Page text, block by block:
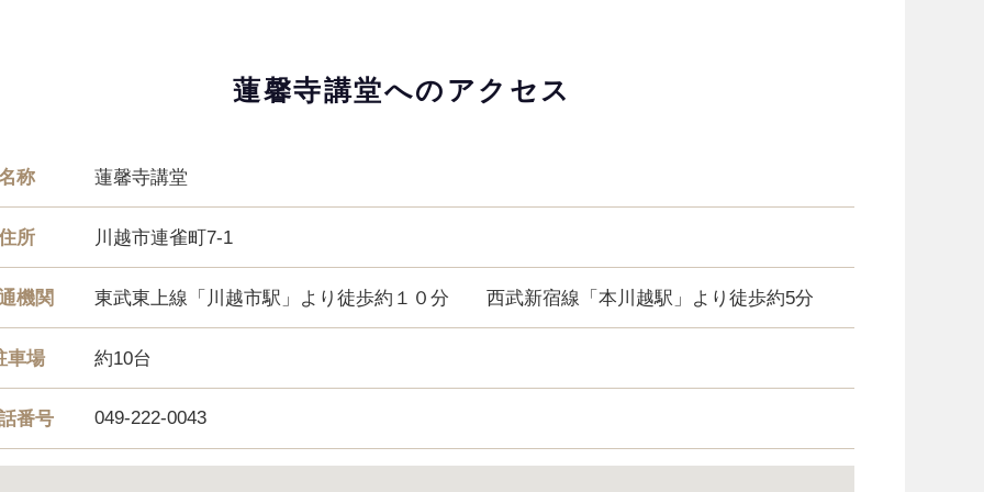
蓮馨寺講堂へのアクセス
称 蓮馨寺講堂
所 川越市連雀町7-1
機関 東武東上線「川越市駅」より徒歩約１０分 西武新宿線「本川越駅」より徒歩約5分
車場 約10台
番号 049-222-0043